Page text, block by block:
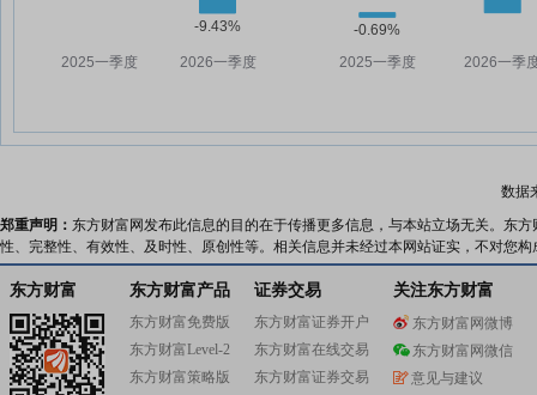
数据
郑重声明： 东方财富网发布此信息的目的在于传播更多信息，与本站立场无关。东
性、完整性、有效性、及时性、原创性等。相关信息并未经过本网站证实，不对您
东方财富 东方财富产品
东方财富免费版
东方财富Level-2
东方财富策略版
证券交易
东方财富证券开户
东方财富在线交易
东方财富证券交易
关注东方财富
东方财富网微博
东方财富网微信
意见与建议